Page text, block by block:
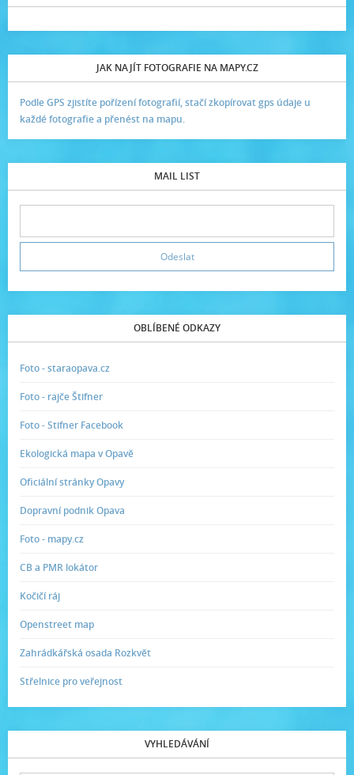
JAK NAJÍT FOTOGRAFIE NA MAPY.CZ
Podle GPS zjistíte pořízení fotografií, stačí zkopírovat gps údaje u
každé fotografie a přenést na mapu.
MAIL LIST
OBLÍBENÉ ODKAZY
Foto - staraopava.cz
Foto - rajče Štifner
Foto - Stifner Facebook
Ekologická mapa v Opavě
Oficiální stránky Opavy
Dopravní podnik Opava
Foto - mapy.cz
CB a PMR lokátor
Kočičí ráj
Openstreet map
Zahrádkářská osada Rozkvět
Střelnice pro veřejnost
VYHLEDÁVÁNÍ